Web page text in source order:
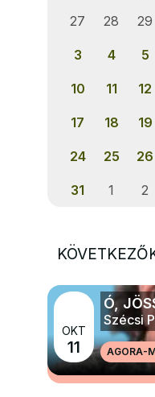
27
28 29
3 4 5
10 11 12
17 18 19
24 25 26
31 1 2
OKT
11
Ó,
Szécsi
AGORA-